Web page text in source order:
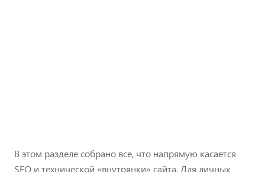
В этом разделе собрано все, что напрямую касается
SEO и технической «внутрянки» сайта. Для личных